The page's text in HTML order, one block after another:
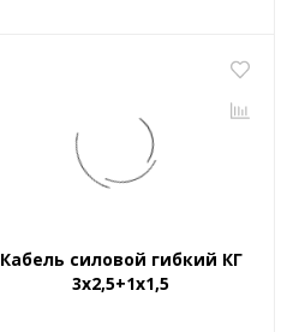
Кабель силовой гибкий КГ
3x2,5+1x1,5